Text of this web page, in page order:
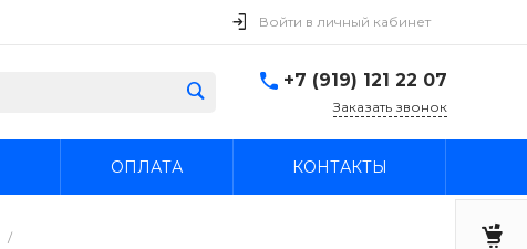
Войти в личный кабинет
+7 (919) 121 22 07
Заказать звонок
ОПЛАТА КОНТАКТЫ
/